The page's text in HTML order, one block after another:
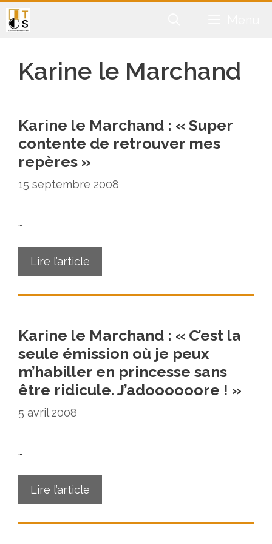
Aller
au
Karine le Marchand
Karine le Marchand : « Super
contente de retrouver mes
repères »
15 septembre 2008
…
Lire l’article
Karine le Marchand : « C’est la
seule émission où je peux
m’habiller en princesse sans
être ridicule. J’adoooooore ! »
5 avril 2008
…
Lire l’article